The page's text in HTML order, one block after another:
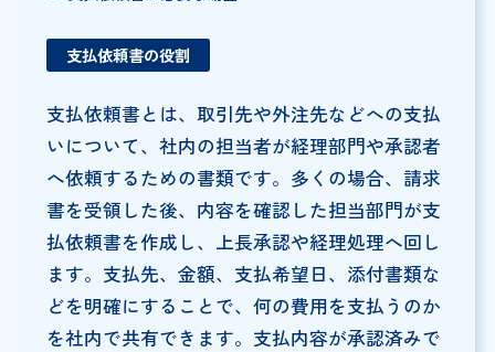
支払依頼書の役割
支払依頼書とは、取引先や外注先などへの支払
いについて、社内の担当者が経理部門や承認者
へ依頼するための書類です。多くの場合、請求
書を受領した後、内容を確認した担当部門が支
払依頼書を作成し、上長承認や経理処理へ回し
ます。支払先、金額、支払希望日、添付書類な
どを明確にすることで、何の費用を支払うのか
を社内で共有できます。支払内容が承認済みで